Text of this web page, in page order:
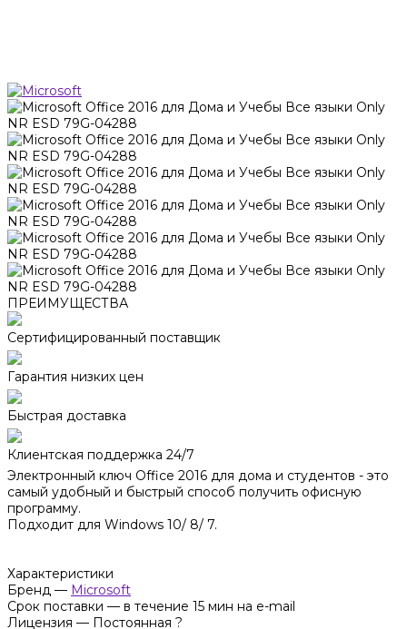
ПРЕИМУЩЕСТВА
Сертифицированный поставщик
Гарантия низких цен
Быстрая доставка
Клиентская поддержка 24/7
Электронный ключ Office 2016 для дома и студентов - это
самый удобный и быстрый способ получить офисную
программу.
Подходит для Windows 10/ 8/ 7.
Характеристики
Бренд — Microsoft
Срок поставки — в течение 15 мин на e-mail
Лицензия — Постоянная ?